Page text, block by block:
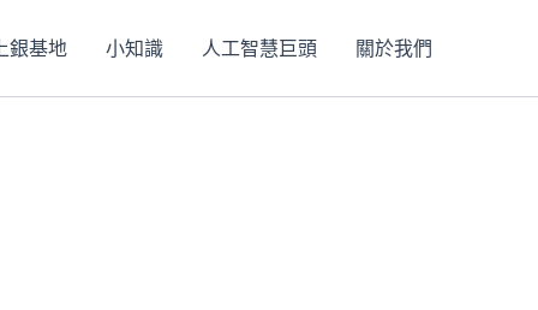
銀基地 小知識 人工智慧巨頭 關於我們